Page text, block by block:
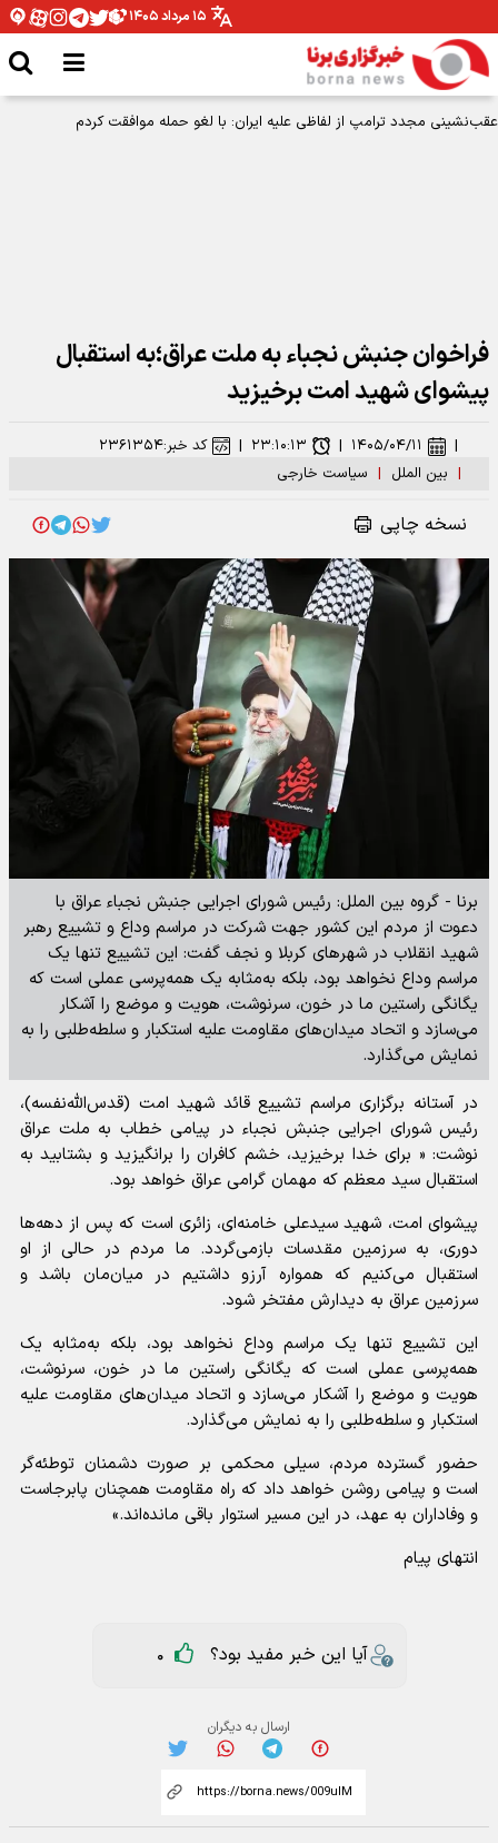
۱۵ مرداد ۱۴۰۵
عقب‌نشینی مجدد ترامپ از لفاظی علیه ایران: با لغو حمله موافقت کردم
فراخوان جنبش نجباء به ملت عراق؛به استقبال
پیشوای شهید امت برخیزید
| بین الملل | سیاست خارجی
| ۱۴۰۵/۰۴/۱۱ | ۲۳:۱۰:۱۳ | کد خبر:۲۳۶۱۳۵۴
نسخه چاپی
برنا - گروه بین الملل: رئیس شورای اجرایی جنبش نجباء عراق با
دعوت از مردم این کشور جهت شرکت در مراسم وداع و تشییع رهبر
شهید انقلاب در شهرهای کربلا و نجف گفت: این تشییع تنها یک
مراسم وداع نخواهد بود، بلکه به‌مثابه یک همه‌پرسی عملی است که
یگانگی راستین ما در خون، سرنوشت، هویت و موضع را آشکار
می‌سازد و اتحاد میدان‌های مقاومت علیه استکبار و سلطه‌طلبی را به
نمایش می‌گذارد.
در آستانه برگزاری مراسم تشییع قائد شهید امت (قدس‌الله‌نفسه)،
رئیس شورای اجرایی جنبش نجباء در پیامی خطاب به ملت عراق
نوشت: « برای خدا برخیزید، خشم کافران را برانگیزید و بشتابید به
استقبال سید معظم که مهمان گرامی عراق خواهد بود.
پیشوای امت، شهید سیدعلی خامنه‌ای، زائری است که پس از دهه‌ها
دوری، به سرزمین مقدسات بازمی‌گردد. ما مردم در حالی از او
استقبال می‌کنیم که همواره آرزو داشتیم در میان‌مان باشد و
سرزمین عراق به دیدارش مفتخر شود.
این تشییع تنها یک مراسم وداع نخواهد بود، بلکه به‌مثابه یک
همه‌پرسی عملی است که یگانگی راستین ما در خون، سرنوشت،
هویت و موضع را آشکار می‌سازد و اتحاد میدان‌های مقاومت علیه
استکبار و سلطه‌طلبی را به نمایش می‌گذارد.
حضور گسترده مردم، سیلی محکمی بر صورت دشمنان توطئه‌گر
است و پیامی روشن خواهد داد که راه مقاومت همچنان پابرجاست
و وفاداران به عهد، در این مسیر استوار باقی مانده‌اند.»
انتهای پیام
آیا این خبر مفید بود؟ 0
ارسال به دیگران